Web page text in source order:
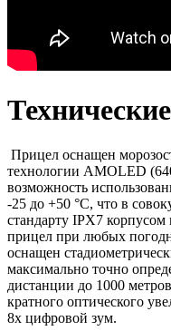
Прицел оснащен
технологии AMOLED
возможность
-25 до +50 °С, что в
стандарту IPX7
прицел при любых
оснащен
максимально точно
дистанции до 1000
кратного оптического
8x цифровой зум.